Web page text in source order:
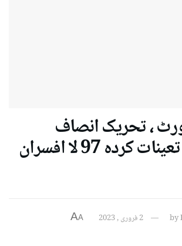
، تحریک انصاف
حکومت کے تعینات کردہ 97 لا افسران
by 2 فروری , 2023 A
A